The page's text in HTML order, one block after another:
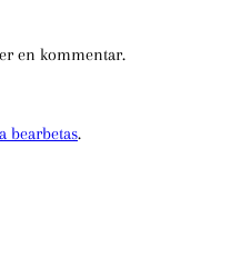
en kommentar.
bearbetas.